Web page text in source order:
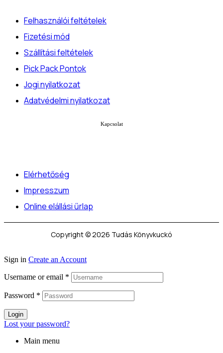
Felhasználói feltételek
Fizetési mód
Szállítási feltételek
Pick Pack Pontok
Jogi nyilatkozat
Adatvédelmi nyilatkozat
Kapcsolat
Elérhetőség
Impresszum
Online elállási űrlap
Copyright © 2026 Tudás Könyvkuckó
Sign in Create an Account
Username or email *
Password *
Login
Lost your password?
Main menu